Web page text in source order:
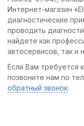
Интернет-магазин
диагностические
проводить
найдете как
автосервисов, так и
Если Вам требуется
позвоните нам по
обратный звонок.